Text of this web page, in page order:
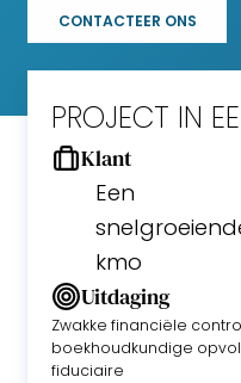
CONTACTEER ONS
PROJECT IN
Klant
Een
kmo
Uitdaging
Zwakke financiële
boekhoudkundige
fiduciaire